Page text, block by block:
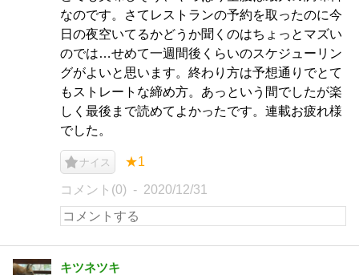
なのです。さてレストランの予約を取ったのに今
日の夜空いてるかどうか聞くのはちょっとマズい
のでは…せめて一週間後くらいのスケジューリン
グがよいと思います。終わり方は予想通りでとて
もストレートな締め方。あっという間でしたが楽
しく最後まで読めてよかったです。連載お疲れ様
でした。
ナイス ★1
コメント(0) 2020/12/31
キツネツキ